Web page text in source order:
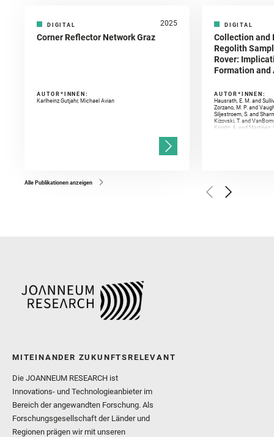
DIGITAL 2025
Corner Reflector Network Graz
AUTOR*INNEN:
Karlheinz Gutjahr, Michael Avian
DIGITAL
Collection and
Regolith
Rover:
Formation
AUTOR*INNEN:
Hausrath, E. M. and
Zorzano, M. P. and
Siljestroem, S. and
Kizovski, T. and
Knight, A. and Martinez,
Golombek, M. and
Herkenhoff, K. and
Alle Publikationen anzeigen
MITEINANDER ZUKUNFTSRELEVANT
Die JOANNEUM RESEARCH ist
Innovations- und Technologieanbieter im
Bereich der angewandten Forschung. Als
Forschungsgesellschaft der Länder und
Regionen prägen wir mit unseren